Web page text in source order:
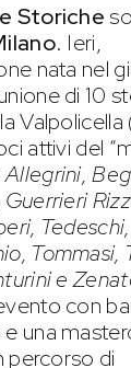
Storiche
. Ieri,
nata nel
di 10
Valpolicella
attivi del
Allegrini,
Tommasi,
e
con
e una
percorso di